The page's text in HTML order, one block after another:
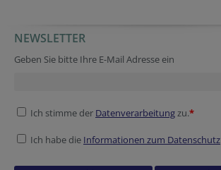
NEWSLETTER
Geben Sie bitte Ihre E-Mail Adresse ein
Ich stimme der Datenverarbeitungzu.*
Ich habe die Informationen zum Datenschutz